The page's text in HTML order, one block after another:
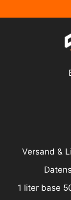
Versand &
1 liter base